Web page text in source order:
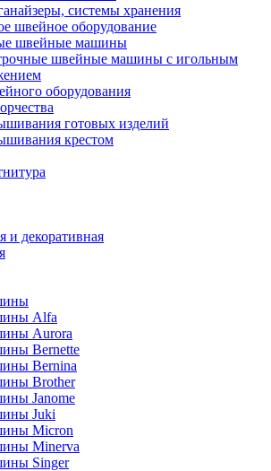
системы хранения
швейное оборудование
швейные машины
швейные машины с игольным
оборудования
готовых изделий
крестом
и декоративная
Alfa
Aurora
Bernette
Bernina
Brother
Janome
Juki
Micron
Minerva
Singer